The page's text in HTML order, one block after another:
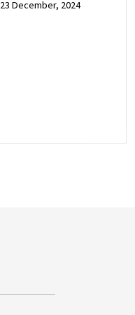
23 December, 2024